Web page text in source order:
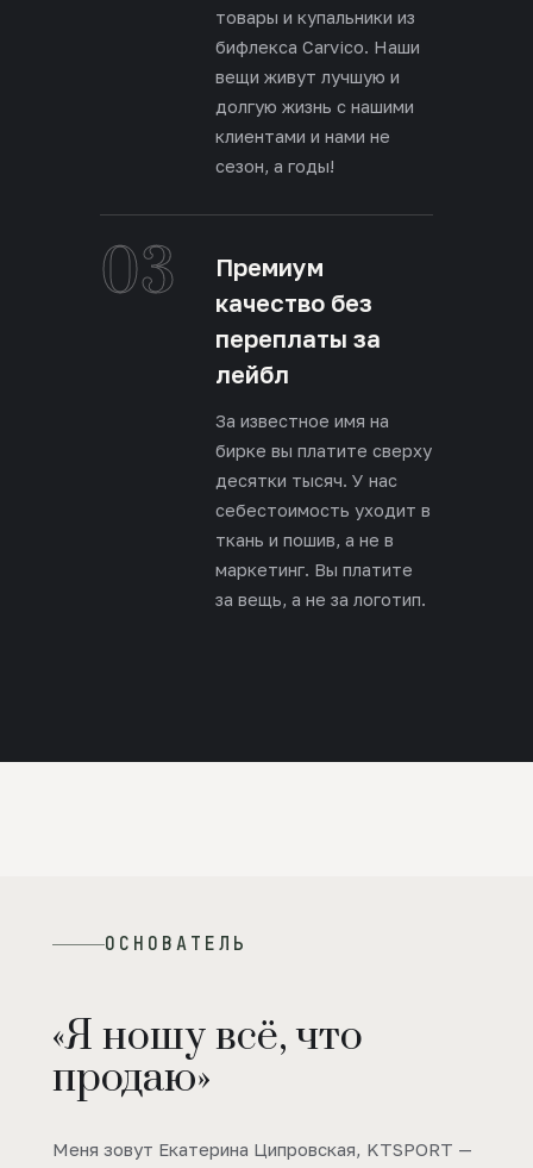
товары и купальники из
бифлекса Carvico. Наши
вещи живут лучшую и
долгую жизнь с нашими
клиентами и нами не
сезон, а годы!
03
Премиум
качество без
переплаты за
лейбл
За известное имя на
бирке вы платите сверху
десятки тысяч. У нас
себестоимость уходит в
ткань и пошив, а не в
маркетинг. Вы платите
за вещь, а не за логотип.
ОСНОВАТЕЛЬ
«Я ношу всё, что
продаю»
Меня зовут Екатерина Ципровская, KTSPORT —